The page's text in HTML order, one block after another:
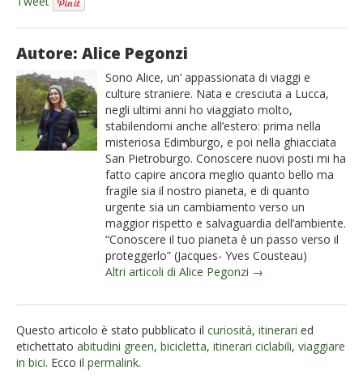
Autore: Alice Pegonzi
Sono Alice, un’ appassionata di viaggi e
culture straniere. Nata e cresciuta a Lucca,
negli ultimi anni ho viaggiato molto,
stabilendomi anche all’estero: prima nella
misteriosa Edimburgo, e poi nella ghiacciata
San Pietroburgo. Conoscere nuovi posti mi ha
fatto capire ancora meglio quanto bello ma
fragile sia il nostro pianeta, e di quanto
urgente sia un cambiamento verso un
maggior rispetto e salvaguardia dell’ambiente.
“Conoscere il tuo pianeta è un passo verso il
proteggerlo” (Jacques- Yves Cousteau)
Altri articoli di Alice Pegonzi →
Questo articolo è stato pubblicato il curiosità, itinerari ed
etichettato abitudini green, bicicletta, itinerari ciclabili, viaggiare
in bici. Ecco il permalink.